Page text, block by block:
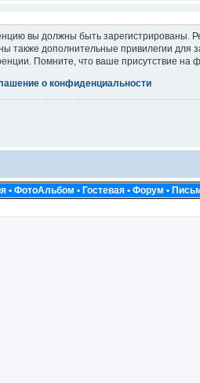
вы должны быть зарегистрированы.
также дополнительные привилегии для
Помните, что ваше присутствие на
о конфиденциальности
• ФотоАльбом • Гостевая • Форум •